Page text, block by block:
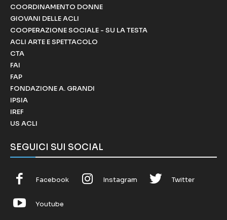
COORDINAMENTO DONNE
GIOVANI DELLE ACLI
COOPERAZIONE SOCIALE - SU LA TESTA
ACLI ARTE E SPETTACOLO
CTA
FAI
FAP
FONDAZIONE A. GRANDI
IPSIA
IREF
US ACLI
SEGUICI SUI SOCIAL
Facebook Instagram Twitter
Youtube